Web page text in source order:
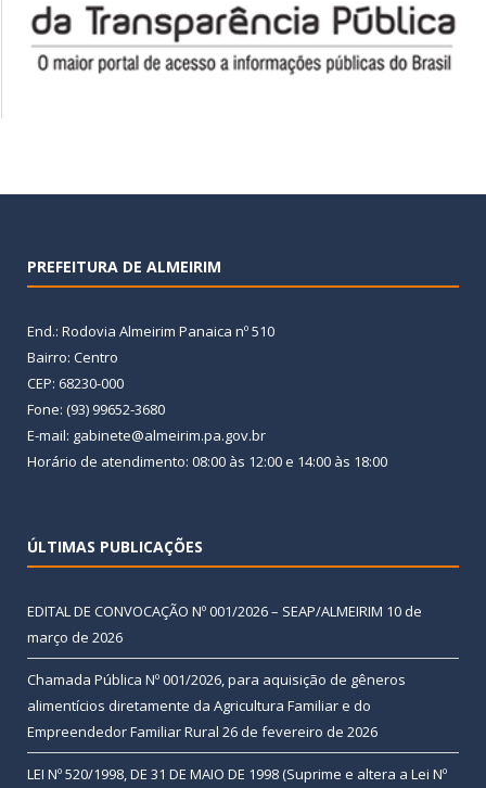
PREFEITURA DE ALMEIRIM
End.: Rodovia Almeirim Panaica nº 510
Bairro: Centro
CEP: 68230-000
Fone: (93) 99652-3680
E-mail: gabinete@almeirim.pa.gov.br
Horário de atendimento: 08:00 às 12:00 e 14:00 às 18:00
ÚLTIMAS PUBLICAÇÕES
EDITAL DE CONVOCAÇÃO Nº 001/2026 – SEAP/ALMEIRIM 10 de
março de 2026
Chamada Pública Nº 001/2026, para aquisição de gêneros
alimentícios diretamente da Agricultura Familiar e do
Empreendedor Familiar Rural 26 de fevereiro de 2026
LEI Nº 520/1998, DE 31 DE MAIO DE 1998 (Suprime e altera a Lei Nº